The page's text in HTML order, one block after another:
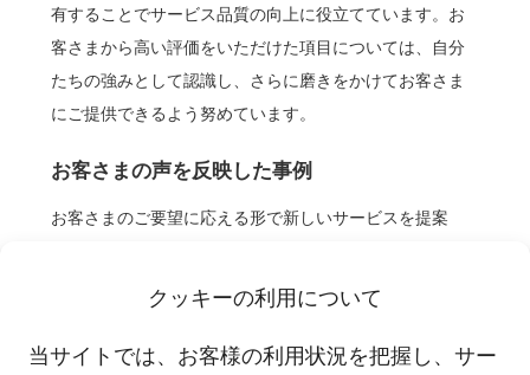
クッキーの利用について
当サイトでは、お客様の利用状況を把握し、サー
有することでサービス品質の向上に役立てています。お
客さまから高い評価をいただけた項目については、自分
たちの強みとして認識し、さらに磨きをかけてお客さま
にご提供できるよう努めています。
お客さまの声を反映した事例
お客さまのご要望に応える形で新しいサービスを提案